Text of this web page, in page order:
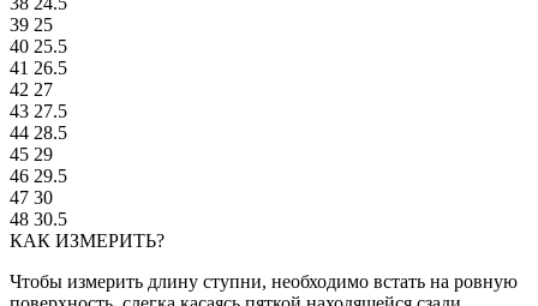
39 25
40 25.5
41 26.5
42 27
43 27.5
44 28.5
45 29
46 29.5
47 30
48 30.5
КАК ИЗМЕРИТЬ?
Чтобы измерить длину ступни, необходимо встать на ровную